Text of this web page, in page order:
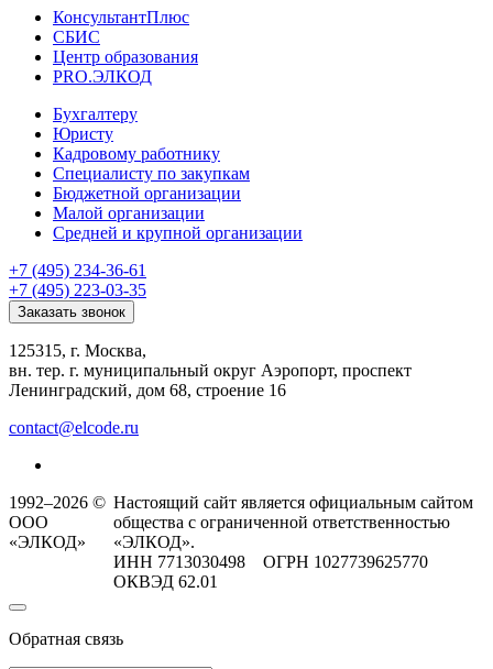
КонсультантПлюс
СБИС
Центр образования
PRO.ЭЛКОД
Бухгалтеру
Юристу
Кадровому работнику
Специалисту по закупкам
Бюджетной организации
Малой организации
Средней и крупной организации
+7 (495) 234-36-61
+7 (495) 223-03-35
Заказать звонок
125315, г. Москва,
вн. тер. г. муниципальный округ Аэропорт, проспект
Ленинградский, дом 68, строение 16
contact@elcode.ru
1992–2026 ©
ООО
«ЭЛКОД»
Настоящий сайт является официальным сайтом
общества с ограниченной ответственностью
«ЭЛКОД».
ИНН 7713030498 ОГРН 1027739625770
ОКВЭД 62.01
Обратная связь